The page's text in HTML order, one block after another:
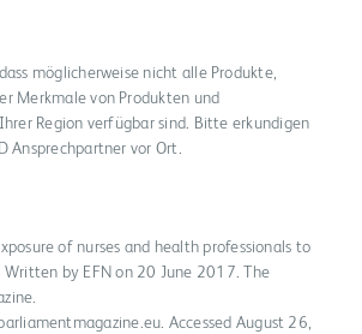
möglicherweise nicht alle Produkte,
Merkmale von Produkten und
Region verfügbar sind. Bitte erkundigen
Ansprechpartner vor Ort.
of nurses and health professionals to
Written by EFN on 20 June 2017. The
Accessed August 26,